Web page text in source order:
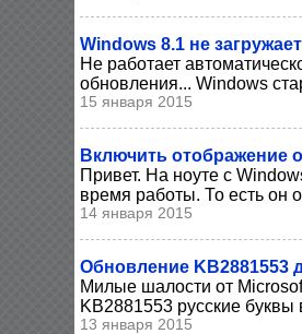
Windows 8.1 не
Не работает
обновления... Windows
15 января 2015
Включить отображение
Привет. На ноуте с
время работы. То есть он
14 января 2015
Обновление KB2881553
Милые шалости от
KB2881553 русские буквы
13 января 2015